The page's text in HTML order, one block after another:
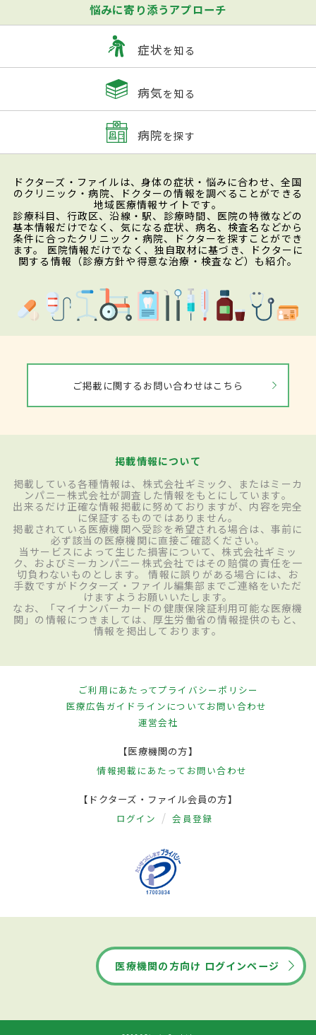
悩みに寄り添うアプローチ
症状を知る
病気を知る
病院を探す
ドクターズ・ファイルは、身体の症状・悩みに合わせ、全国
のクリニック・病院、ドクターの情報を調べることができる
地域医療情報サイトです。
診療科目、行政区、沿線・駅、診療時間、医院の特徴などの
基本情報だけでなく、気になる症状、病名、検査名などから
条件に合ったクリニック・病院、ドクターを探すことができ
ます。 医院情報だけでなく、独自取材に基づき、ドクターに
関する情報（診療方針や得意な治療・検査など）も紹介。
ご掲載に関するお問い合わせはこちら
掲載情報について
掲載している各種情報は、株式会社ギミック、またはミーカ
ンパニー株式会社が調査した情報をもとにしています。
出来るだけ正確な情報掲載に努めておりますが、内容を完全
に保証するものではありません。
掲載されている医療機関へ受診を希望される場合は、事前に
必ず該当の医療機関に直接ご確認ください。
当サービスによって生じた損害について、株式会社ギミッ
ク、およびミーカンパニー株式会社ではその賠償の責任を一
切負わないものとします。 情報に誤りがある場合には、お
手数ですがドクターズ・ファイル編集部までご連絡をいただ
けますようお願いいたします。
なお、「マイナンバーカードの健康保険証利用可能な医療機
関」の情報につきましては、厚生労働省の情報提供のもと、
情報を掲出しております。
ご利用にあたってプライバシーポリシー
医療広告ガイドラインについてお問い合わせ
運営会社
【医療機関の方】
情報掲載にあたって お問い合わせ
【ドクターズ・ファイル会員の方】
ログイン 会員登録
医療機関の方向け ログインページ